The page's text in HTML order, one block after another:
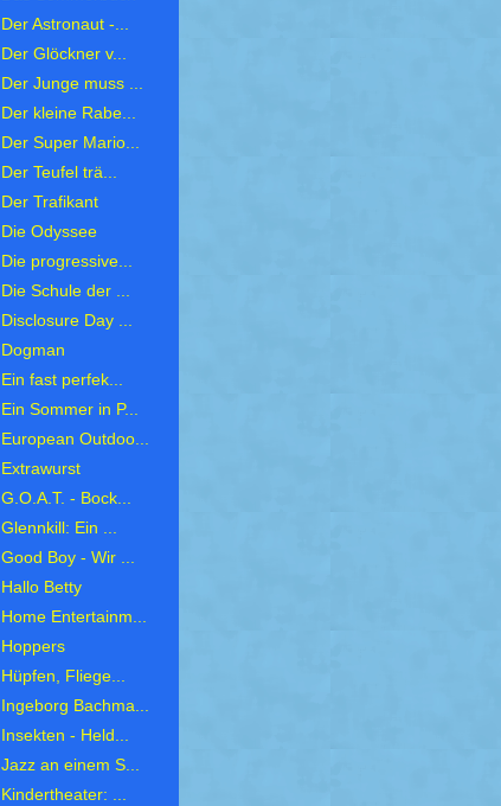
Der Astronaut -...
Der Glöckner v...
Der Junge muss ...
Der kleine Rabe...
Der Super Mario...
Der Teufel trä...
Der Trafikant
Die Odyssee
Die progressive...
Die Schule der ...
Disclosure Day ...
Dogman
Ein fast perfek...
Ein Sommer in P...
European Outdoo...
Extrawurst
G.O.A.T. - Bock...
Glennkill: Ein ...
Good Boy - Wir ...
Hallo Betty
Home Entertainm...
Hoppers
Hüpfen, Fliege...
Ingeborg Bachma...
Insekten - Held...
Jazz an einem S...
Kindertheater: ...